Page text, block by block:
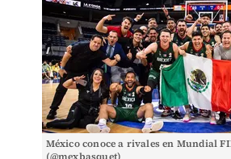
México conoce a rivales en Mundial